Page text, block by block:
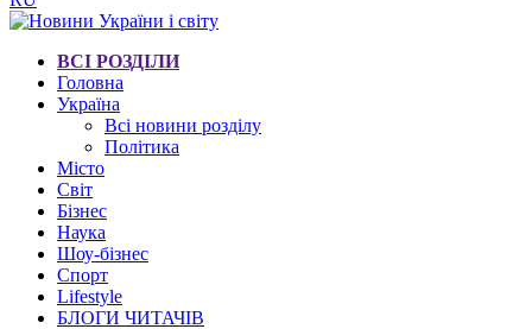
ВСІ РОЗДІЛИ
Головна
Україна
Всі новини розділу
Політика
Місто
Світ
Бізнес
Наука
Шоу-бізнес
Спорт
Lifestyle
БЛОГИ ЧИТАЧІВ